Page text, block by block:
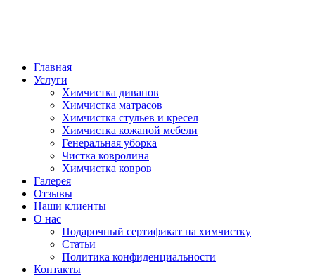
Главная
Услуги
Химчистка диванов
Химчистка матрасов
Химчистка стульев и кресел
Химчистка кожаной мебели
Генеральная уборка
Чистка ковролина
Химчистка ковров
Галерея
Отзывы
Наши клиенты
О нас
Подарочный сертификат на химчистку
Статьи
Политика конфиденциальности
Контакты